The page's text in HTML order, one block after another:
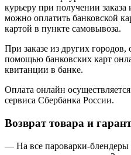
курьеру при получении
можно оплатить банковской
картой в пункте самовывоза.
При заказе из других
помощью банковских карт
квитанции в банке.
Оплата онлайн
сервиса Сбербанка России.
Возврат товара и
— На все пароварки-блендеры